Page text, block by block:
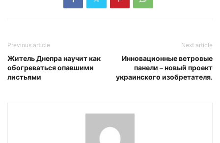
Previous article
Житель Днепра научит как
обогреваться опавшими
листьями
Next article
Инновационные ветровые
панели – новый проект
украинского изобретателя.